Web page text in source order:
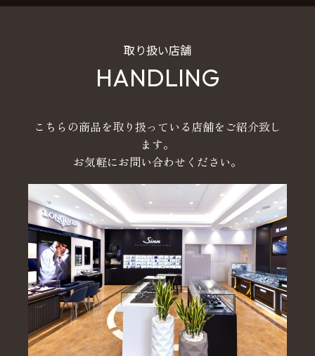
取り扱い店舗
HANDLING
こちらの商品を取り扱っている店舗をご紹介致し
ます。
お気軽にお問い合わせください。